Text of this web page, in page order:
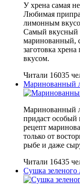
У хрена самая
Любимая
лимонным
Самый вкусный
маринованный,
заготовка
вкусом.
Читали 16035
Маринованный
Маринованный
придаст особый
рецепт
только от
рыбе и даже
Читали 16435
Сушка зеленого